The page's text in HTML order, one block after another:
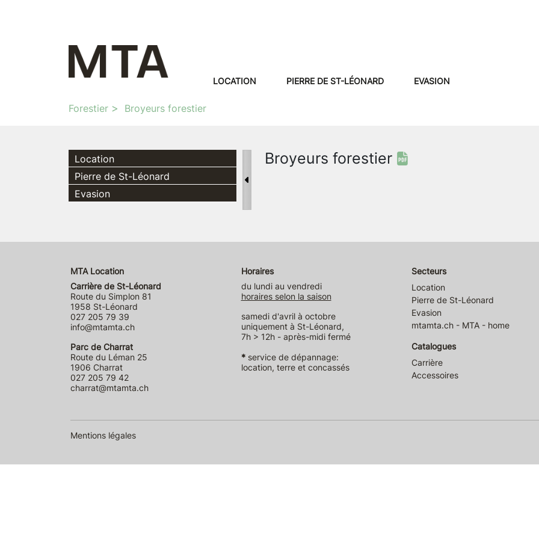
LOCATION PIERRE DE ST-LÉONARD EVASION
Forestier Broyeurs forestier
Location
Pierre de St-Léonard
Evasion
Broyeurs forestier
MTA Location
Carrière de St-Léonard
Route du Simplon 81
1958 St-Léonard
027 205 79 39
info@mtamta.ch
Parc de Charrat
Route du Léman 25
1906 Charrat
027 205 79 42
charrat@mtamta.ch
Horaires
du lundi au vendredi
horaires selon la saison
samedi d'avril à octobre
uniquement à St-Léonard,
7h > 12h - après-midi fermé
*service de dépannage:
location, terre et concassés
Secteurs
Location
Pierre de St-Léonard
Evasion
mtamta.ch - MTA - home
Catalogues
Carrière
Accessoires
Mentions légales